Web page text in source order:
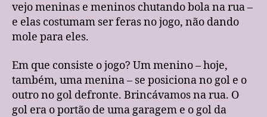
vejo meninas e meninos chutando bola na rua –
e elas costumam ser feras no jogo, não dando
mole para eles.
Em que consiste o jogo? Um menino – hoje,
também, uma menina – se posiciona no gol e o
outro no gol defronte. Brincávamos na rua. O
gol era o portão de uma garagem e o gol da